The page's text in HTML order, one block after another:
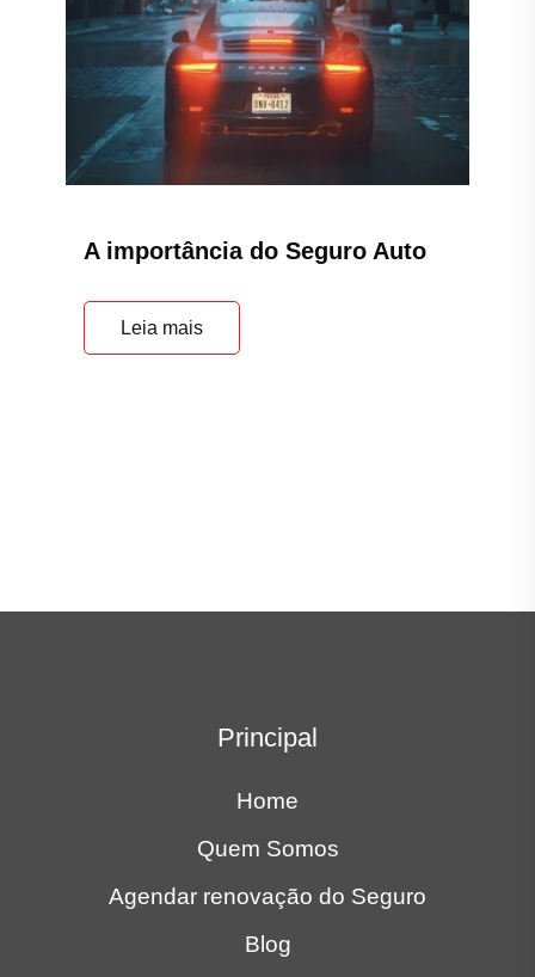
A importância do Seguro Auto
Leia mais
Principal
Home
Quem Somos
Agendar renovação do Seguro
Blog